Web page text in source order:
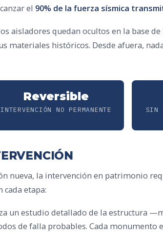
el 90% de la fuerza sísmica
aisladores quedan ocultos en la base
materiales históricos. Desde afuera,
Reversible
INTERVENCIÓN NO PERMANENTE SIN
nueva, la intervención en patrimonio
etapa:
un estudio detallado de la estructura
de falla probables. Cada monumento